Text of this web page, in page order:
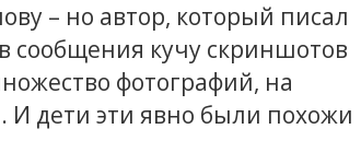
– но автор, который писал
сообщения кучу скриншотов
фотографий, на
И дети эти явно были похожи